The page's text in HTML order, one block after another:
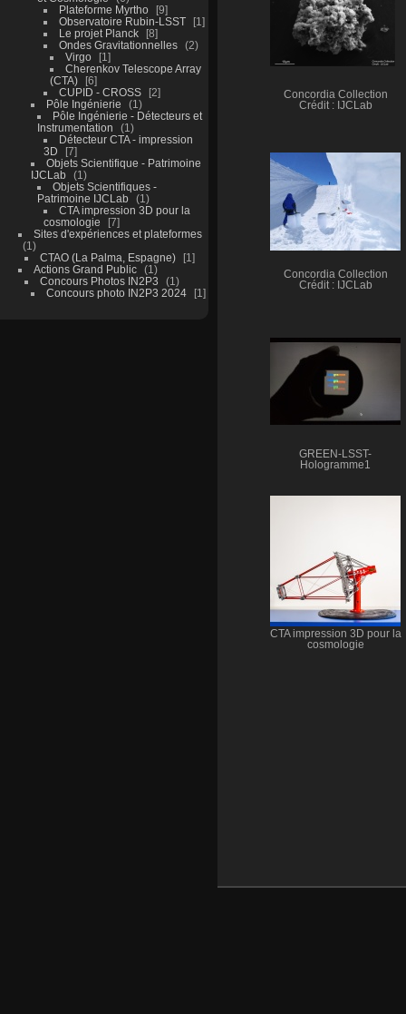
Plateforme Myrtho
9
Observatoire Rubin-LSST
1
Le projet Planck
8
Ondes Gravitationnelles
2
Virgo
1
Cherenkov Telescope Array
(CTA)
6
CUPID - CROSS
2
Pôle Ingénierie
1
Pôle Ingénierie - Détecteurs et
Instrumentation
1
Détecteur CTA - impression
3D
7
Objets Scientifique - Patrimoine
IJCLab
1
Objets Scientifiques -
Patrimoine IJCLab
1
CTA impression 3D pour la
cosmologie
7
Sites d'expériences et plateformes
1
CTAO (La Palma, Espagne)
1
Actions Grand Public
1
Concours Photos IN2P3
1
Concours photo IN2P3 2024
1
Concordia Collection
Crédit : IJCLab
Concordia Collection
Crédit : IJCLab
GREEN-LSST-
Hologramme1
CTA impression 3D pour la
cosmologie